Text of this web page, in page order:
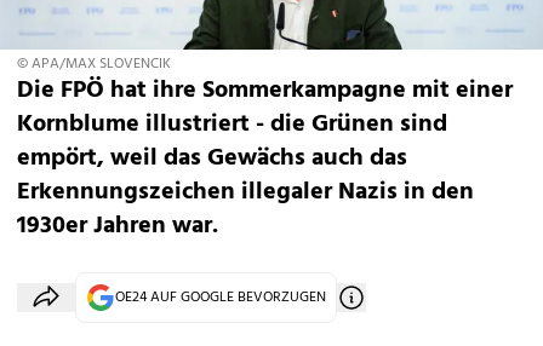
© APA/MAX SLOVENCIK
Die FPÖ hat ihre Sommerkampagne mit einer
Kornblume illustriert - die Grünen sind
empört, weil das Gewächs auch das
Erkennungszeichen illegaler Nazis in den
1930er Jahren war.
OE24 AUF GOOGLE BEVORZUGEN